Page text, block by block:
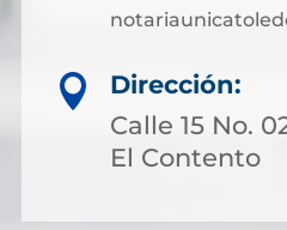

Dirección:
Calle 15 No.
El Contento